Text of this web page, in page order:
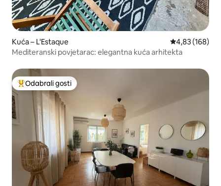
Kuća – L'Estaque Prosječna
4,83 (168)
Mediteranski povjetarac: elegantna kuća arhitekta
Među najviše rangiranima s oznakom „Odabrali gosti”
Odabrali gosti